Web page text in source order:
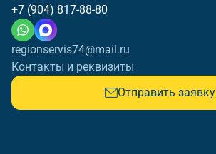
+7 (904) 817-88-80
regionservis74@mail.ru
Контакты и реквизиты
Отправить заявку